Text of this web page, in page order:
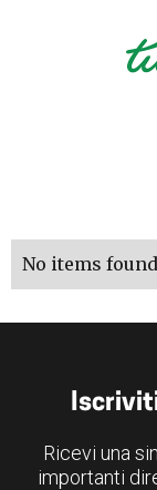
No items
Ricevi una
importanti